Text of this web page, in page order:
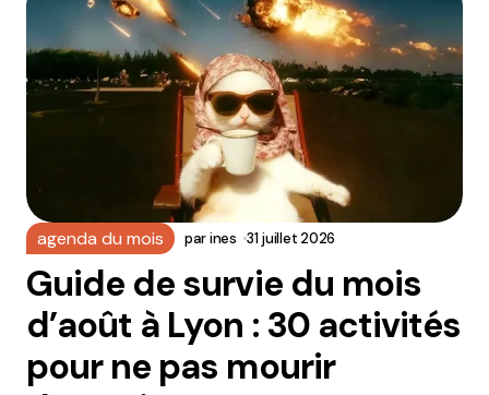
agenda du mois parines 31 juillet 2026
Guide de survie du mois
d’août à Lyon : 30 activités
pour ne pas mourir